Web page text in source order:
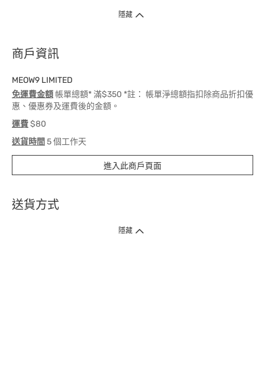
隱藏
商戶資訊
MEOW9 LIMITED
免運費金額 帳單總額* 滿$350 *註： 帳單淨總額指扣除商品折扣優
惠、優惠券及運費後的金額。
運費$80
送貨時間 5 個工作天
進入此商戶頁面
送貨方式
1. 送貨到府（受衛生署條例規管產品除外 ）
隱藏